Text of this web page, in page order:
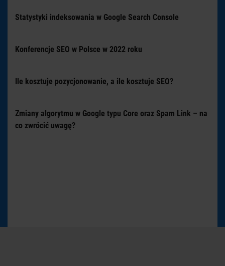
Statystyki indeksowania w Google Search Console
Konferencje SEO w Polsce w 2022 roku
Ile kosztuje pozycjonowanie, a ile kosztuje SEO?
Zmiany algorytmu w Google typu Core oraz Spam Link – na
co zwrócić uwagę?